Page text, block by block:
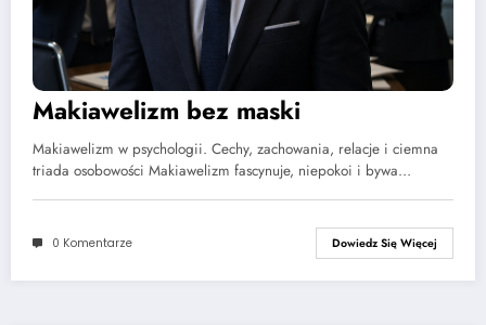
Makiawelizm bez maski
Makiawelizm w psychologii. Cechy, zachowania, relacje i ciemna
triada osobowości Makiawelizm fascynuje, niepokoi i bywa…
0 Komentarze Dowiedz Się Więcej